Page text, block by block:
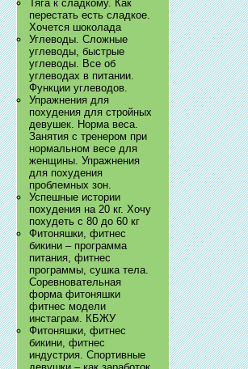
Тяга к сладкому. Как
перестать есть сладкое.
Хочется шоколада
Углеводы. Сложные
углеводы, быстрые
углеводы. Все об
углеводах в питании.
Функции углеводов.
Упражнения для
похудения для стройных
девушек. Норма веса.
Занятия с тренером при
нормальном весе для
женщины. Упражнения
для похудения
проблемных зон.
Успешные истории
похудения на 20 кг. Хочу
похудеть с 80 до 60 кг
Фитоняшки, фитнес
бикини – программа
питания, фитнес
программы, сушка тела.
Соревновательная
форма фитоняшки
фитнес модели
инстаграм. КБЖУ
Фитоняшки, фитнес
бикини, фитнес
индустрия. Спортивные